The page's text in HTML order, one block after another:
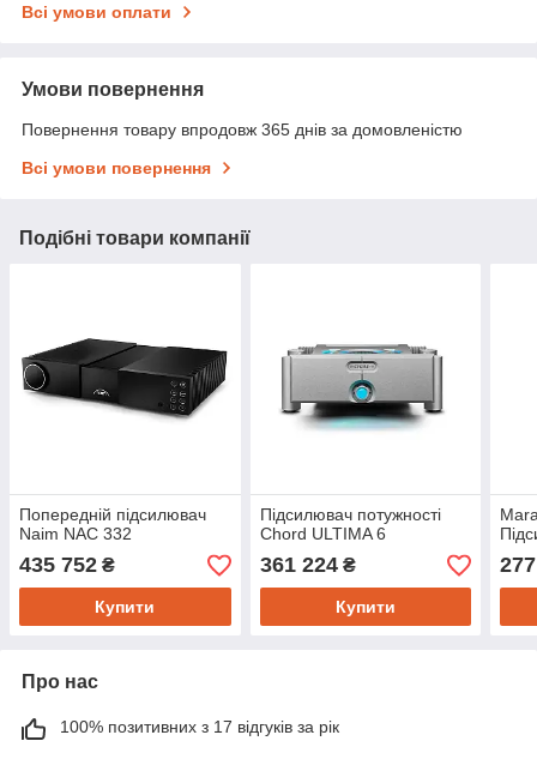
Всі умови оплати
Умови повернення
Повернення товару впродовж 365 днів за домовленістю
Всі умови повернення
Подібні товари компанії
Попередній підсилювач
Naim NAC 332
435 752 ₴
Купити
Підсилювач потужності
Chord ULTIMA 6
361 224₴
Купити
Про нас
100% позитивних з 17 відгуків за рік